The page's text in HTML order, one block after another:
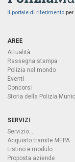
Il portale di riferimento
AREE
Attualità
Rassegna stampa
Polizia nel mondo
Eventi
Concorsi
Storia della Polizia
SERVIZI
Servizio...
Acquisto tramite MEPA
Listino e modulo
Proposta aziende